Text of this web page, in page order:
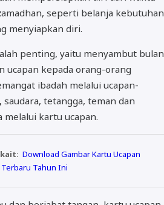
seperti belanja kebutuhan
menyiapkan diri.
penting, yaitu menyambut bulan
ucapan kepada orang-orang
ibadah melalui ucapan-
saudara, tetangga, teman dan
kartu ucapan.
Download Gambar Kartu Ucapan
Tahun Ini